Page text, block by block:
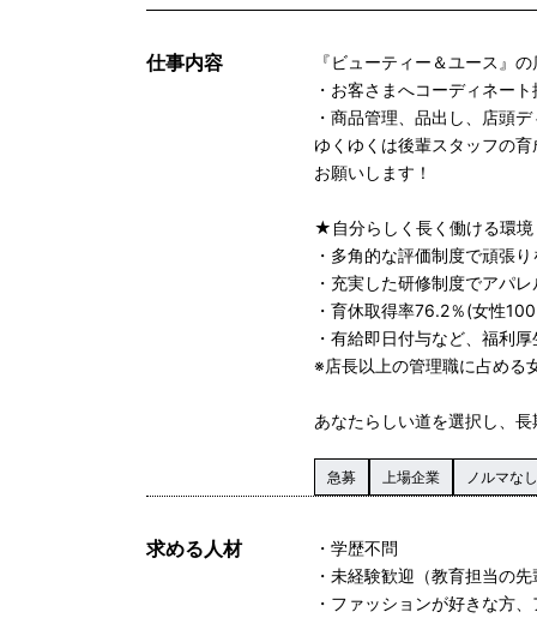
仕事内容
『ビューティー＆ユース』
・お客さまへコーディネー
・商品管理、品出し、店頭
ゆくゆくは後輩スタッフの
お願いします！
★自分らしく長く働ける環境
・多角的な評価制度で頑張
・充実した研修制度でアパ
・育休取得率76.2％(女性
・有給即日付与など、福利
※店長以上の管理職に占める
あなたらしい道を選択し、
急募 上場企業 ノルマなし
求める人材
・学歴不問
・未経験歓迎（教育担当の
・ファッションが好きな方